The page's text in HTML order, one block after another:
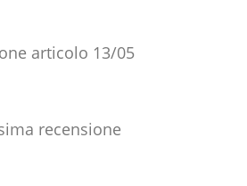
articolo 13/05
recensione